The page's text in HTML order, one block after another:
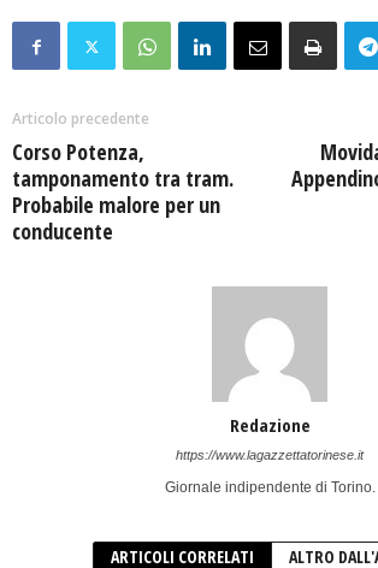
Articolo precedente
Corso Potenza,
tamponamento tra tram.
Probabile malore per un
conducente
Redazione
https://www.lagazzettatorinese.it
Giornale indipendente di Torino.
ARTICOLI CORRELATI ALTRO